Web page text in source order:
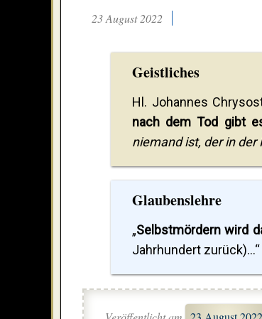
23 August 2022
Geistliches
Hl. Johannes
nach dem Tod gibt
niemand ist, der in der
Glaubenslehre
„Selbstmördern wird
Jahrhundert zurück)...“